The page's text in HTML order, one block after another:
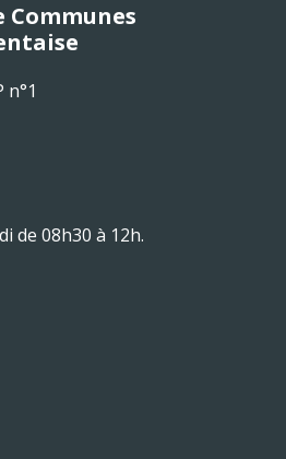
Communes
n°1
de 08h30 à 12h.